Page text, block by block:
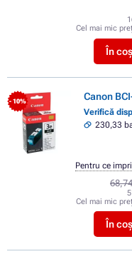
Cel mai mic
În
- 10% Canon
Verifică
230,33
Cel mai mic
În
Pentru ce